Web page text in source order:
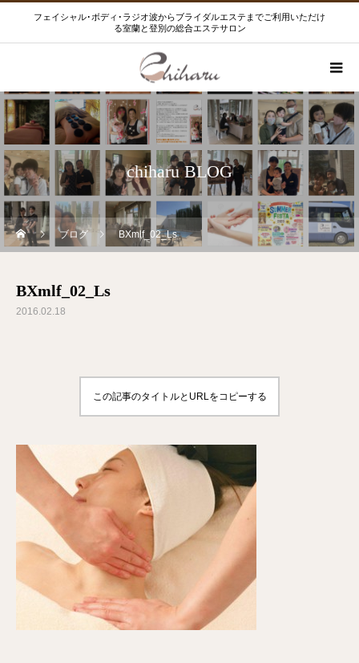
フェイシャル･ボディ･ラジオ波からブライダルエステまでご利用いただけ
る室蘭と登別の総合エステサロン
chiharu BLOG
ブログ BXmlf_02_Ls
BXmlf_02_Ls
2016.02.18
この記事のタイトルとURLをコピーする